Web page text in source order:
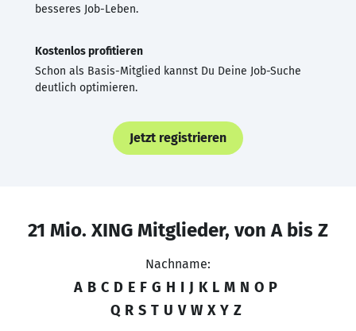
besseres Job-Leben.
Kostenlos profitieren
Schon als Basis-Mitglied kannst Du Deine Job-Suche
deutlich optimieren.
Jetzt registrieren
21 Mio. XING Mitglieder, von A bis Z
Nachname:
A B C D E F G H I J K L M N O P
Q R S T U V W X Y Z